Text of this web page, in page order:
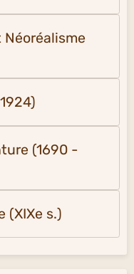
Néoréalisme
(1690 -
(XIXe s.)